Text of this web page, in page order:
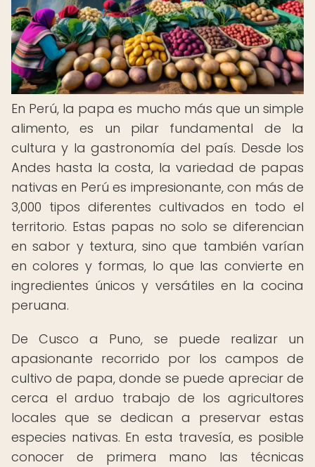
En Perú, la papa es mucho más que un simple
alimento, es un pilar fundamental de la
cultura y la gastronomía del país. Desde los
Andes hasta la costa, la variedad de papas
nativas en Perú es impresionante, con más de
3,000 tipos diferentes cultivados en todo el
territorio. Estas papas no solo se diferencian
en sabor y textura, sino que también varían
en colores y formas, lo que las convierte en
ingredientes únicos y versátiles en la cocina
peruana.
De Cusco a Puno, se puede realizar un
apasionante recorrido por los campos de
cultivo de papa, donde se puede apreciar de
cerca el arduo trabajo de los agricultores
locales que se dedican a preservar estas
especies nativas. En esta travesía, es posible
conocer de primera mano las técnicas